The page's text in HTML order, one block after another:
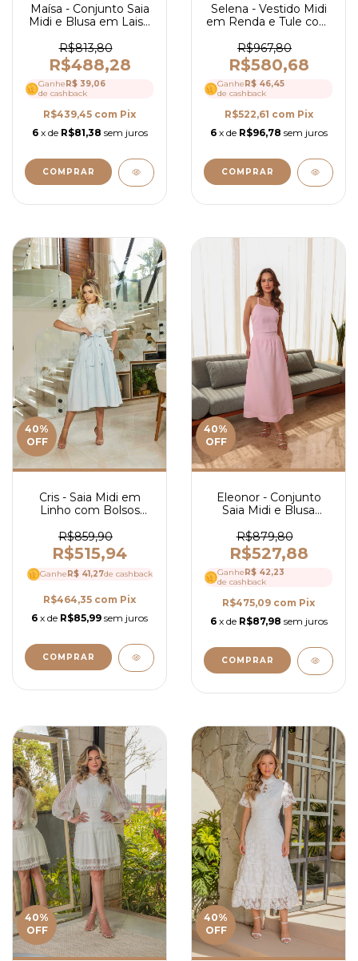
Maísa - Conjunto Saia
Midi e Blusa em Laise
R$813,80
R$488,28
GanheR$ 39,06
de cashback
R$439,45 com Pix
6 x de R$81,38 sem juros
COMPRAR
Selena - Vestido Midi
em Renda e Tule com
R$967,80
R$580,68
GanheR$ 46,45
de cashback
R$522,61 com Pix
6 x de R$96,78 sem juros
COMPRAR
40%
OFF
Cris - Saia Midi em
Linho com Bolsos
R$859,90
R$515,94
Ganhe R$ 41,27de cashback
R$464,35 com Pix
6 x de R$85,99 sem juros
COMPRAR
40%
OFF
Eleonor - Conjunto
Saia Midi e Blusa
Ref 3922
R$879,80
R$527,88
GanheR$ 42,23
de cashback
R$475,09 com Pix
6 x de R$87,98 sem juros
COMPRAR
40%
OFF
40%
OFF